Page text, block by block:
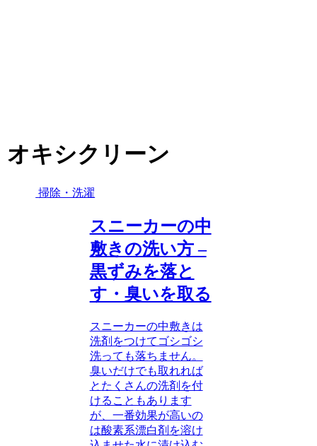
オキシクリーン
掃除・洗濯
スニーカーの中
敷きの洗い方 –
黒ずみを落と
す・臭いを取る
スニーカーの中敷きは
洗剤をつけてゴシゴシ
洗っても落ちません。
臭いだけでも取れれば
とたくさんの洗剤を付
けることもあります
が、一番効果が高いの
は酸素系漂白剤を溶け